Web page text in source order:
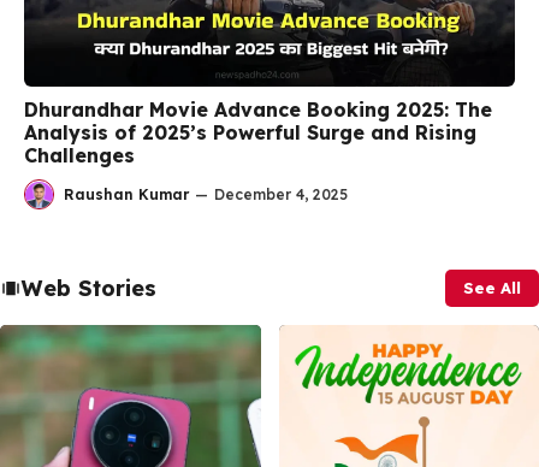
Dhurandhar Movie Advance Booking 2025: The
Analysis of 2025’s Powerful Surge and Rising
Challenges
Raushan Kumar — December 4, 2025
Web Stories See All